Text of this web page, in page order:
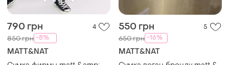
790 грн 4
850 грн -8%
MATT&NAT
550 грн 5
650 грн -16%
MATT&NAT